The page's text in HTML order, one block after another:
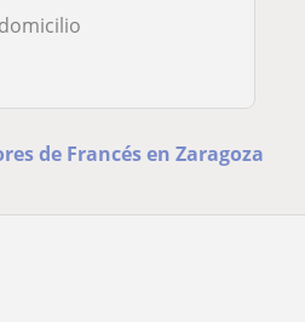
de Francés en Zaragoza